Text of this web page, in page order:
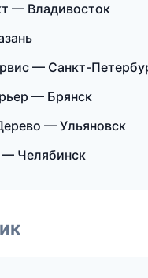
— Владивосток
— Санкт-
— Брянск
— Ульяновск
Челябинск